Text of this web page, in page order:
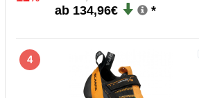
134,96€
4